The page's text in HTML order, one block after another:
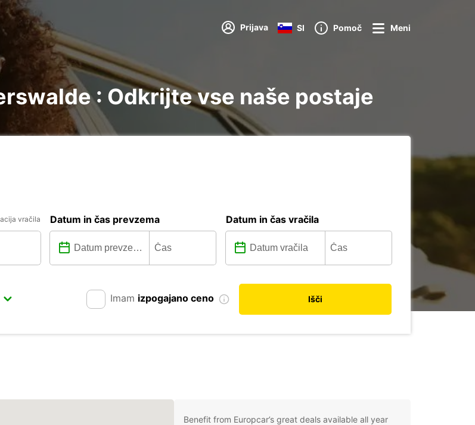
Prijava SI Pomoč Meni
: Odkrijte vse naše postaje
vračila Datum in čas prevzema Datum in čas vračila
Imam izpogajano ceno Išči
Benefit from Europcar’s great deals available all year